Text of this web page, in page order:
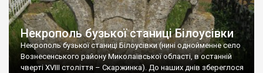
Некрополь бузької станиці Білоусівки
Некрополь бузької станиці Білоусівки (нині однойменне село
Вознесенського району Миколаївської області, в останній
чверті XVІІІ століття – Скаржинка). До наших днів збереглося